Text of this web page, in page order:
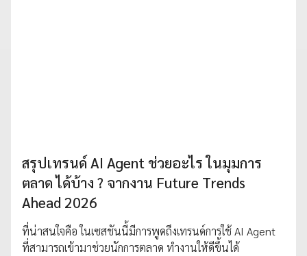
สรุปเทรนด์ AI Agent ช่วยอะไร ในมุมการ
ตลาด ได้บ้าง ? จากงาน Future Trends
Ahead 2026
ที่น่าสนใจคือ ในเซสชันนี้มีการพูดถึงเทรนด์การใช้ AI Agent
ที่สามารถเข้ามาช่วยนักการตลาด ทำงานให้ดีขึ้นได้